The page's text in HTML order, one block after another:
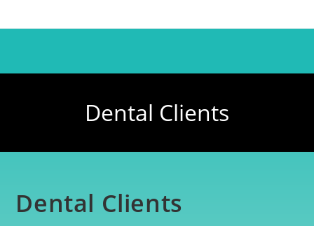
Dental Clients
Dental Clients